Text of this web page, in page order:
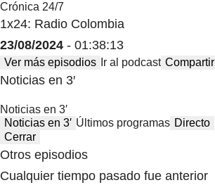
Crónica 24/7
1x24: Radio Colombia
23/08/2024 - 01:38:13
Ver más episodios Ir al podcast Compartir
Noticias en 3′
Noticias en 3′
Noticias en 3′ Últimos programas Directo
Cerrar
Otros episodios
Cualquier tiempo pasado fue anterior